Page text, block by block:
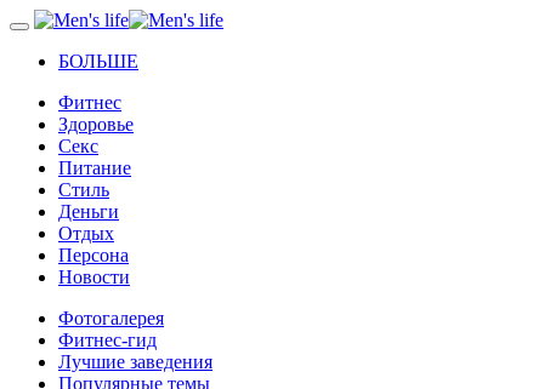
БОЛЬШЕ
Фитнес
Здоровье
Секс
Питание
Стиль
Деньги
Отдых
Персона
Новости
Фотогалерея
Фитнес-гид
Лучшие заведения
Популярные темы